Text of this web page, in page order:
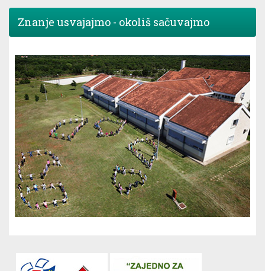
Znanje usvajajmo - okoliš sačuvajmo